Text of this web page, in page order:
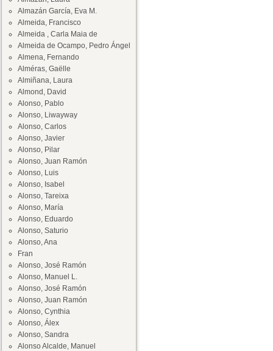
Almazán García, Eva M.
Almeida, Francisco
Almeida , Carla Maia de
Almeida de Ocampo, Pedro Ángel
Almena, Fernando
Alméras, Gaëlle
Almiñana, Laura
Almond, David
Alonso, Pablo
Alonso, Liwayway
Alonso, Carlos
Alonso, Javier
Alonso, Pilar
Alonso, Juan Ramón
Alonso, Luis
Alonso, Isabel
Alonso, Tareixa
Alonso, María
Alonso, Eduardo
Alonso, Saturio
Alonso, Ana
Fran
Alonso, José Ramón
Alonso, Manuel L.
Alonso, José Ramón
Alonso, Juan Ramón
Alonso, Cynthia
Alonso, Álex
Alonso, Sandra
Alonso Alcalde, Manuel